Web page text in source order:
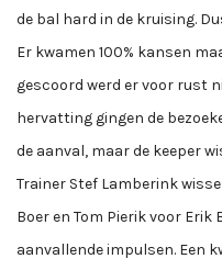
de bal hard in de kruising.
Er kwamen 100% kansen
gescoord werd er voor rust
hervatting gingen de
de aanval, maar de keeper
Trainer Stef Lamberink
Boer en Tom Pierik voor Erik
aanvallende impulsen. Een